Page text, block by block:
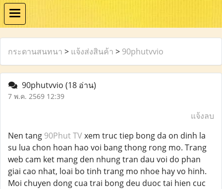
กระดานสนทนา > แจ้งส่งสินค้า > 90phutvvio
90phutvvio (18 อ่าน)
7 พ.ค. 2569 12:39
แจ้งลบ
Nen tang 90Phut TVxem truc tiep bong da on dinh la
su lua chon hoan hao voi bang thong rong mo. Trang
web cam ket mang den nhung tran dau voi do phan
giai cao nhat, loai bo tinh trang mo nhoe hay vo hinh.
Moi chuyen dong cua trai bong deu duoc tai hien cuc